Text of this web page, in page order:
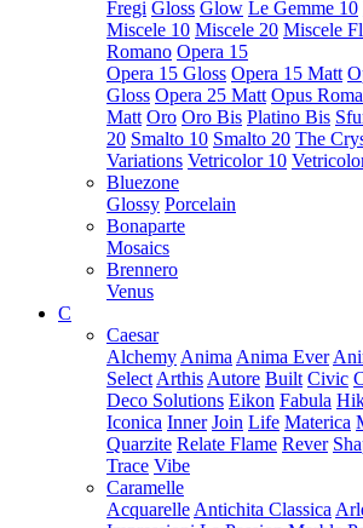
Fregi Gloss Glow Le Gemme 10
Miscele 10 Miscele 20 Miscele
Romano Opera 15
Opera 15 Gloss Opera 15 Matt
Gloss Opera 25 Matt Opus
Matt Oro Oro Bis Platino Bis
20 Smalto 10 Smalto 20 The
Variations Vetricolor 10
Bluezone
Glossy Porcelain
Bonaparte
Mosaics
Brennero
Venus
C
Caesar
Alchemy Anima Anima Ever
Select Arthis Autore Built Civic
Deco Solutions Eikon Fabula
Iconica Inner Join Life Materica
Quarzite Relate Flame Rever
Trace Vibe
Caramelle
Acquarelle Antichita Classica